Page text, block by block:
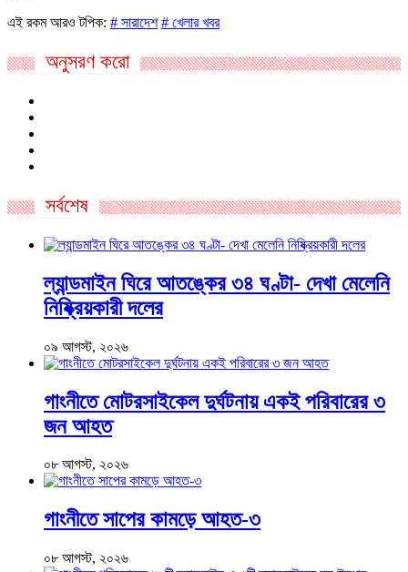
এই রকম আরও টপিক: # সারাদেশ # খেলার খবর
অনুসরণ করো
সর্বশেষ
ল্যান্ডমাইন ঘিরে আতঙ্কের ৩৪ ঘণ্টা- দেখা মেলেনি
নিষ্ক্রিয়কারী দলের
০৯ আগস্ট, ২০২৬
গাংনীতে মোটরসাইকেল দুর্ঘটনায় একই পরিবারের ৩
জন আহত
০৮ আগস্ট, ২০২৬
গাংনীতে সাপের কামড়ে আহত-৩
০৮ আগস্ট, ২০২৬